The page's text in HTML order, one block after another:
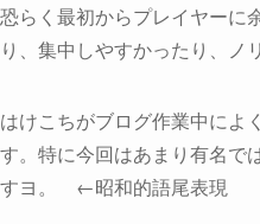
らく最初からプレイヤーに
、集中しやすかったり、ノ
けこちがブログ作業中によ
。特に今回はあまり有名
ヨ。 ←昭和的語尾表現